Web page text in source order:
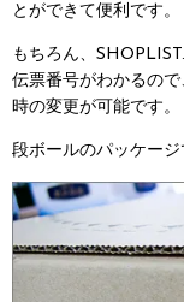
とができて便利です。
もちろん、
伝票番号がわかるの
時の変更が可能です。
段ボールのパッケージ